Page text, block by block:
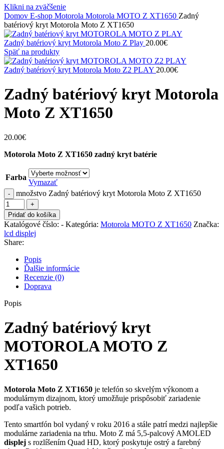
Klikni na zväčšenie
Domov E-shop Motorola Motorola MOTO Z XT1650 Zadný
batériový kryt Motorola Moto Z XT1650
Zadný batériový kryt Motorola Moto Z Play 20.00€
Späť na produkty
Zadný batériový kryt Motorola Moto Z2 PLAY 20.00€
Zadný batériový kryt Motorola
Moto Z XT1650
20.00€
Motorola Moto Z XT1650 zadný kryt batérie
Farba
Vymazať
množstvo Zadný batériový kryt Motorola Moto Z XT1650
Pridať do košíka
Katalógové číslo: - Kategória: Motorola MOTO Z XT1650 Značka:
lcd displej
Share:
Popis
Ďalšie informácie
Recenzie (0)
Doprava
Popis
Zadný batériový kryt
MOTOROLA MOTO Z
XT1650
Motorola Moto Z XT1650 je telefón so skvelým výkonom a
modulárnym dizajnom, ktorý umožňuje prispôsobiť zariadenie
podľa vašich potrieb.
Tento smartfón bol vydaný v roku 2016 a stále patrí medzi najlepšie
modulárne zariadenia na trhu. Moto Z má 5,5-palcový AMOLED
displej s rozlíšením Quad HD, ktorý poskytuje ostrý a farebný